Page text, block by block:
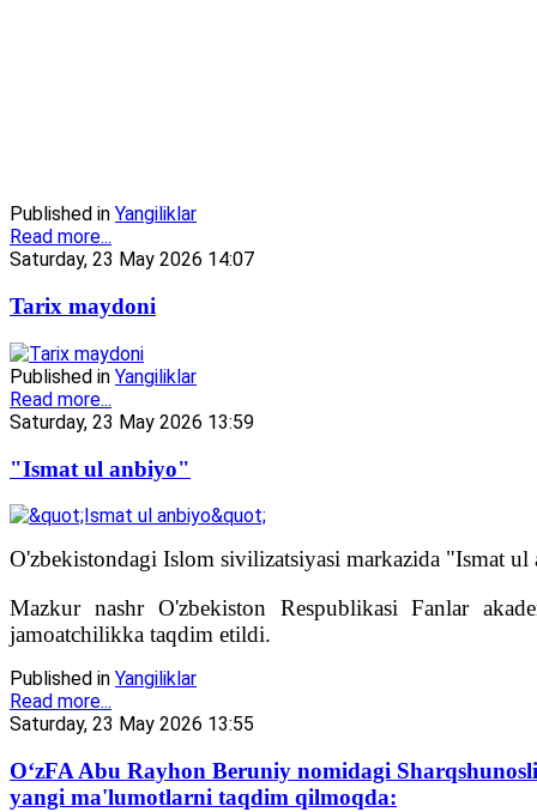
Published in Yangiliklar
Read more...
Saturday, 23 May 2026 14:07
Tarix maydoni
Published in Yangiliklar
Read more...
Saturday, 23 May 2026 13:59
"Ismat ul anbiyo"
O'zbekistondagi Islom sivilizatsiyasi markazida "Ismat
Mazkur nashr O'zbekiston Respublikasi Fanlar
jamoatchilikka taqdim etildi.
Published in Yangiliklar
Read more...
Saturday, 23 May 2026 13:55
O‘zFA Abu Rayhon Beruniy nomidagi
yangi ma'lumotlarni taqdim qilmoqda: